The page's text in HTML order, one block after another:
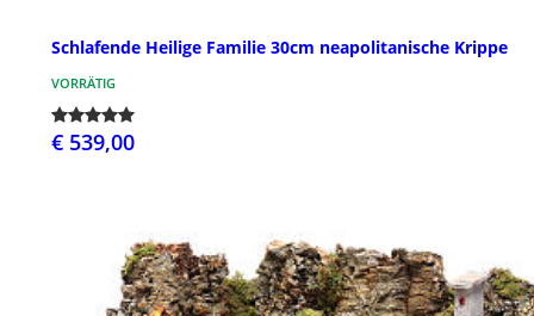
Schlafende Heilige Familie 30cm neapolitanische Krippe
VORRÄTIG
€ 539,00